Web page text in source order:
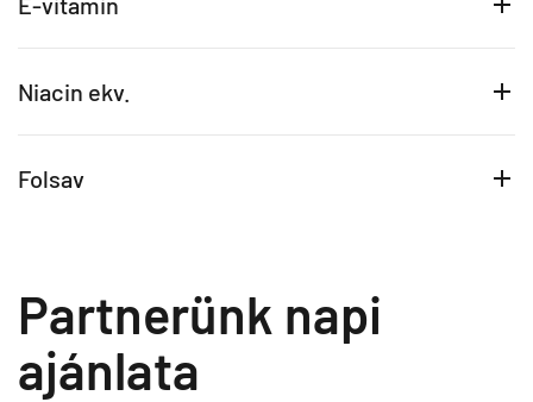
Niacin ekv.
Folsav
Partnerünk napi
ajánlata